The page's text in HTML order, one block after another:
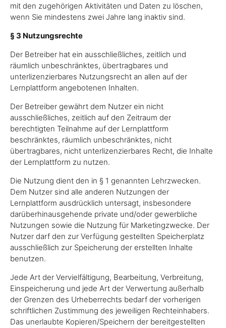
mit den zugehörigen Aktivitäten und Daten zu löschen,
wenn Sie mindestens zwei Jahre lang inaktiv sind.
§ 3 Nutzungsrechte
Der Betreiber hat ein ausschließliches, zeitlich und
räumlich unbeschränktes, übertragbares und
unterlizenzierbares Nutzungsrecht an allen auf der
Lernplattform angebotenen Inhalten.
Der Betreiber gewährt dem Nutzer ein nicht
ausschließliches, zeitlich auf den Zeitraum der
berechtigten Teilnahme auf der Lernplattform
beschränktes, räumlich unbeschränktes, nicht
übertragbares, nicht unterlizenzierbares Recht, die Inhalte
der Lernplattform zu nutzen.
Die Nutzung dient den in § 1 genannten Lehrzwecken.
Dem Nutzer sind alle anderen Nutzungen der
Lernplattform ausdrücklich untersagt, insbesondere
darüberhinausgehende private und/oder gewerbliche
Nutzungen sowie die Nutzung für Marketingzwecke. Der
Nutzer darf den zur Verfügung gestellten Speicherplatz
ausschließlich zur Speicherung der erstellten Inhalte
benutzen.
Jede Art der Vervielfältigung, Bearbeitung, Verbreitung,
Einspeicherung und jede Art der Verwertung außerhalb
der Grenzen des Urheberrechts bedarf der vorherigen
schriftlichen Zustimmung des jeweiligen Rechteinhabers.
Das unerlaubte Kopieren/Speichern der bereitgestellten